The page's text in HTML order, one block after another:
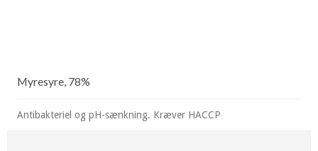
Myresyre, 78%
Antibakteriel og pH-sænkning. Kræver HACCP